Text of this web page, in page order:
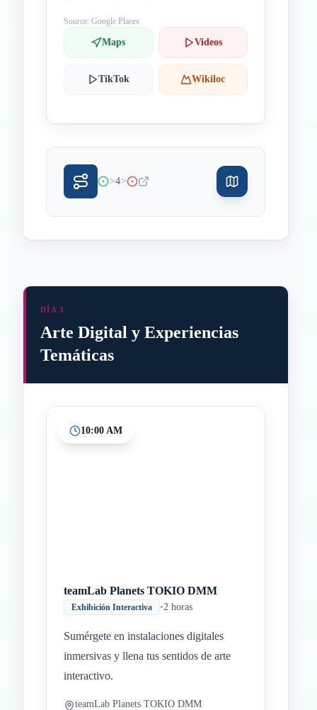
Source: Google Places
Maps Videos
TikTok Wikiloc
>4>
DÍA 3
Arte Digital y Experiencias
Temáticas
10:00 AM
teamLab Planets TOKIO DMM
Exhibición Interactiva •2 horas
Sumérgete en instalaciones digitales
inmersivas y llena tus sentidos de arte
interactivo.
teamLab Planets TOKIO DMM